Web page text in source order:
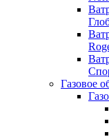
Газовое